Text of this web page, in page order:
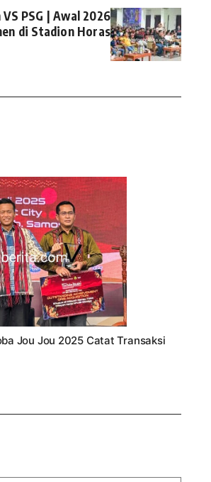
PSG | Awal 2026
di Stadion Horas
Jou Jou 2025 Catat Transaksi